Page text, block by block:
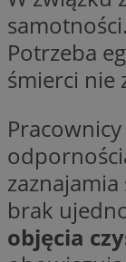
Potrzeba
śmierci nie
brak
objęcia